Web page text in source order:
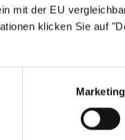
mit der EU
klicken Sie auf
Marketing